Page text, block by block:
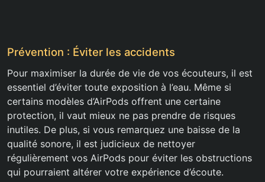
Prévention : Éviter les accidents
Pour maximiser la durée de vie de vos écouteurs, il est
essentiel d’éviter toute exposition à l’eau. Même si
certains modèles d’AirPods offrent une certaine
protection, il vaut mieux ne pas prendre de risques
inutiles. De plus, si vous remarquez une baisse de la
qualité sonore, il est judicieux de nettoyer
régulièrement vos AirPods pour éviter les obstructions
qui pourraient altérer votre expérience d’écoute.